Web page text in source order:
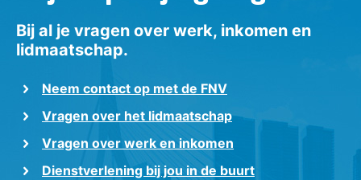
Bij al je vragen over werk, inkomen en
lidmaatschap.
Neem contact op met de FNV
Vragen over het lidmaatschap
Vragen over werk en inkomen
Dienstverlening bij jou in de buurt